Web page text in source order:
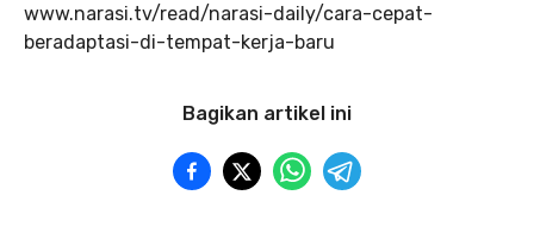
www.narasi.tv/read/narasi-daily/cara-cepat-
beradaptasi-di-tempat-kerja-baru
Bagikan artikel ini